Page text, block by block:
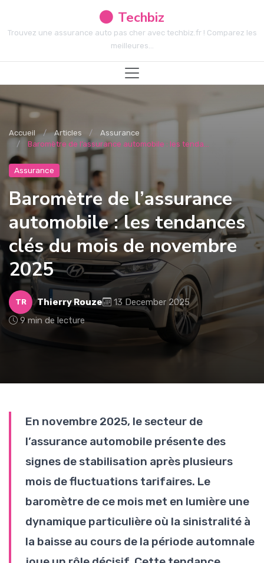
Techbiz
Trouvez une assurance auto pas cher avec techbiz.fr ! Comparez les
meilleures...
Accueil Articles
Assurance
Baromètre de l’assurance automobile : les tenda...
Assurance
Baromètre de l’assurance
automobile : les tendances
clés du mois de novembre
2025
TR Thierry Rouze
13 December 2025
9 min de lecture
En novembre 2025, le secteur de
l’assurance automobile présente des
signes de stabilisation après plusieurs
mois de fluctuations tarifaires. Le
baromètre de ce mois met en lumière une
dynamique particulière où la sinistralité à
la baisse au cours de la période automnale